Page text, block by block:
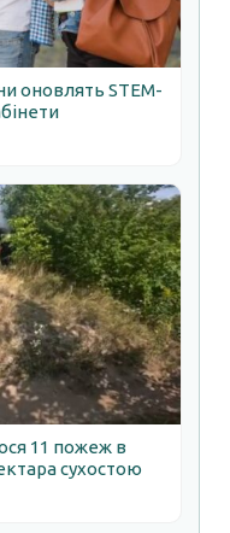
оновлять STEM-
11 пожеж в
сухостою